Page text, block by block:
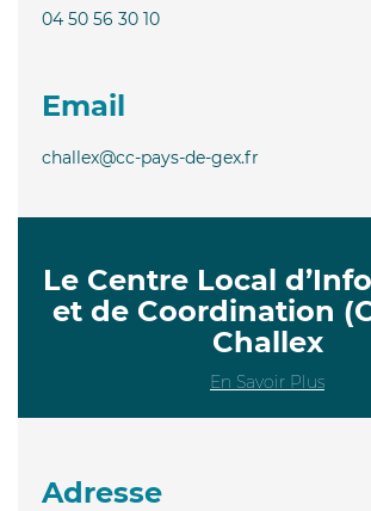
04 50 56 30 10
Email
challex@cc-pays-de-gex.fr
Le Centre Local
et de Coordination
Challex
En Savoir Plus
Adresse